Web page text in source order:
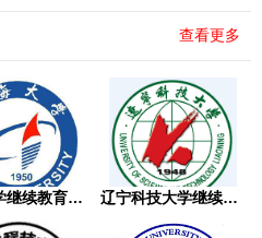
查看更多
渤海大学继续教育学院成人高考 辽宁科技大学继续教育学院成人高考